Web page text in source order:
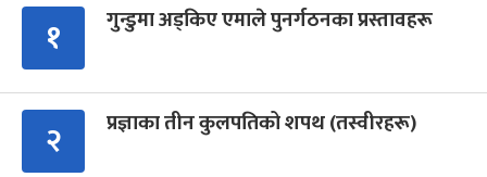
१ गुन्डुमा अड्किए एमाले पुनर्गठनका प्रस्तावहरू
२ प्रज्ञाका तीन कुलपतिको शपथ (तस्वीरहरू)